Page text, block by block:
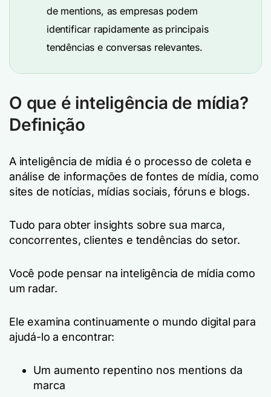
de mentions, as empresas podem
identificar rapidamente as principais
tendências e conversas relevantes.
O que é inteligência de mídia?
Definição
A inteligência de mídia é o processo de coleta e
análise de informações de fontes de mídia, como
sites de notícias, mídias sociais, fóruns e blogs.
Tudo para obter insights sobre sua marca,
concorrentes, clientes e tendências do setor.
Você pode pensar na inteligência de mídia como
um radar.
Ele examina continuamente o mundo digital para
ajudá-lo a encontrar:
Um aumento repentino nos mentions da
marca